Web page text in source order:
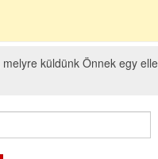
küldünk Önnek egy